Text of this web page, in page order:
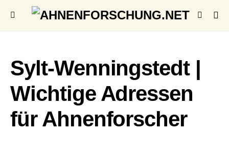
Sylt-Wenningstedt |
Wichtige Adressen
für Ahnenforscher